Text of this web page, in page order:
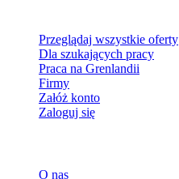
Przeglądaj wszystkie oferty
Dla szukających pracy
Praca na Grenlandii
Firmy
Załóż konto
Zaloguj się
O nas